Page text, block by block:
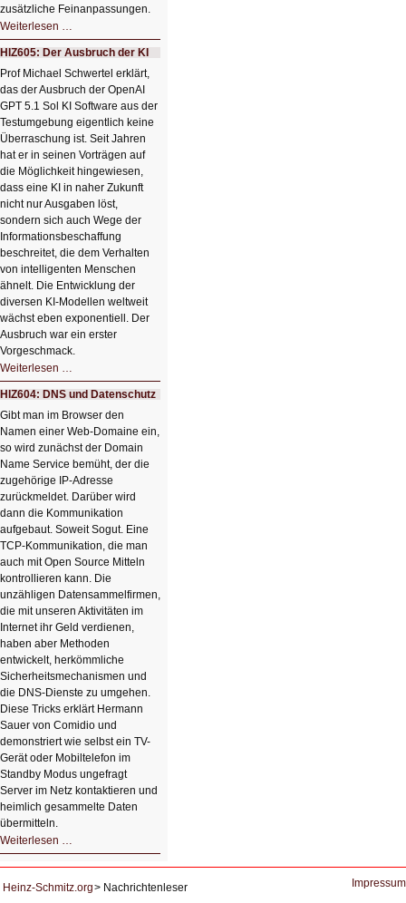
zusätzliche Feinanpassungen.
Weiterlesen …
Bildverschönerung
mit
einem
Klick
HIZ606:
Bildverschönerung
mit
einem
Klick
HIZ605: Der Ausbruch der KI
Prof Michael Schwertel erklärt,
das der Ausbruch der OpenAI
GPT 5.1 Sol KI Software aus der
Testumgebung eigentlich keine
Überraschung ist. Seit Jahren
hat er in seinen Vorträgen auf
die Möglichkeit hingewiesen,
dass eine KI in naher Zukunft
nicht nur Ausgaben löst,
sondern sich auch Wege der
Informationsbeschaffung
beschreitet, die dem Verhalten
von intelligenten Menschen
ähnelt. Die Entwicklung der
diversen KI-Modellen weltweit
wächst eben exponentiell. Der
Ausbruch war ein erster
Vorgeschmack.
Weiterlesen …
Der
Ausbruch
der
KI
HIZ604: DNS und Datenschutz
Gibt man im Browser den
Namen einer Web-Domaine ein,
so wird zunächst der Domain
Name Service bemüht, der die
zugehörige IP-Adresse
zurückmeldet. Darüber wird
dann die Kommunikation
aufgebaut. Soweit Sogut. Eine
TCP-Kommunikation, die man
auch mit Open Source Mitteln
kontrollieren kann. Die
unzähligen Datensammelfirmen,
die mit unseren Aktivitäten im
Internet ihr Geld verdienen,
haben aber Methoden
entwickelt, herkömmliche
Sicherheitsmechanismen und
die DNS-Dienste zu umgehen.
Diese Tricks erklärt Hermann
Sauer von Comidio und
demonstriert wie selbst ein TV-
Gerät oder Mobiltelefon im
Standby Modus ungefragt
Server im Netz kontaktieren und
heimlich gesammelte Daten
übermitteln.
Weiterlesen …
DNS
Heinz-Schmitz.org
Nachrichtenleser Impressum